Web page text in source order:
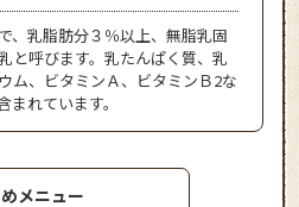
、乳脂肪分３％以上、無脂乳固
と呼びます。乳たんぱく質、乳
ム、ビタミンＡ、ビタミンＢ2な
れています。
メニュー